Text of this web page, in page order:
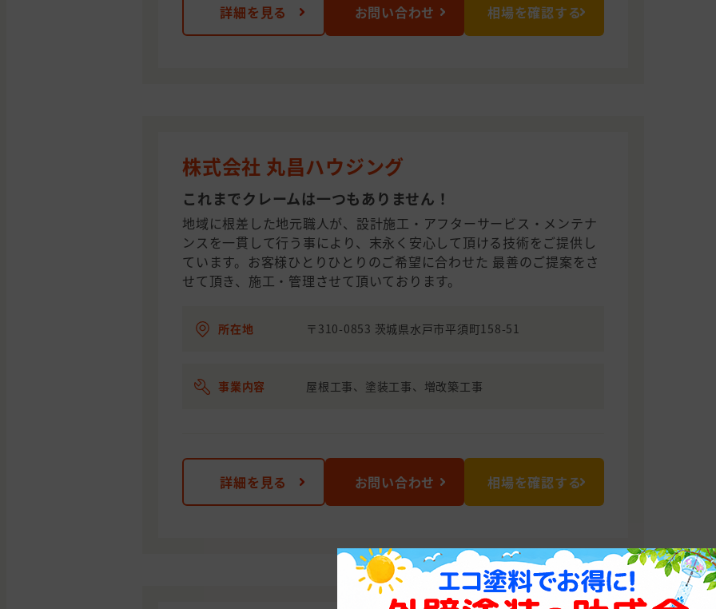
詳細を見る お問い合わせ 相場を確認する
株式会社 丸昌ハウジング
これまでクレームは一つもありません！
地域に根差した地元職人が、設計施工・アフターサービス・メンテナ
ンスを一貫して行う事により、末永く安心して頂ける技術をご提供し
ています。お客様ひとりひとりのご希望に合わせた 最善のご提案をさ
せて頂き、施工・管理させて頂いております。
所在地 〒310-0853 茨城県水戸市平須町158-51
事業内容 屋根工事、塗装工事、増改築工事
詳細を見る お問い合わせ 相場を確認する